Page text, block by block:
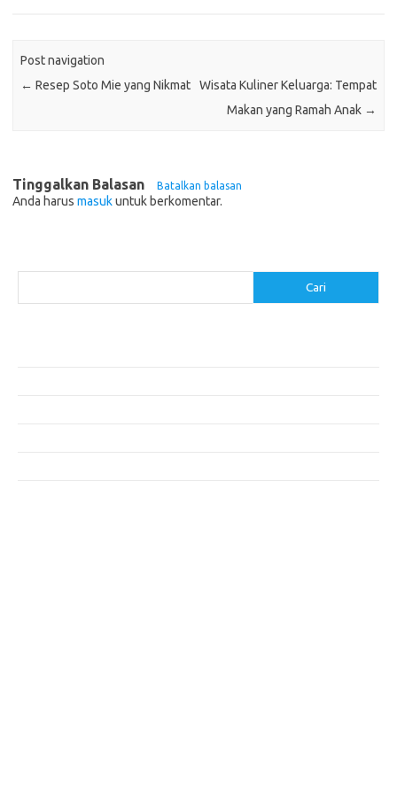
Post navigation
← Resep Soto Mie yang Nikmat
Wisata Kuliner Keluarga: Tempat
Makan yang Ramah Anak →
Tinggalkan Balasan Batalkan balasan
Anda harus masukuntuk berkomentar.
Cari